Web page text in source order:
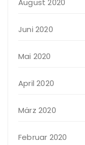
Juni 2020
Mai 2020
April 2020
März 2020
Februar 2020